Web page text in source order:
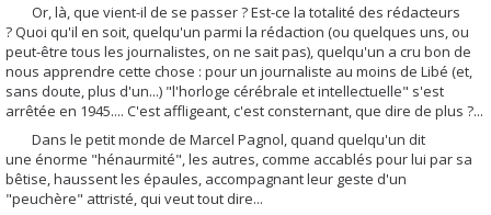
Or, là, que vient-il de se passer ? Est-ce la totalité des rédacteurs
? Quoi qu'il en soit, quelqu'un parmi la rédaction (ou quelques uns, ou
peut-être tous les journalistes, on ne sait pas), quelqu'un a cru bon de
nous apprendre cette chose : pour un journaliste au moins de Libé (et,
sans doute, plus d'un...) "l'horloge cérébrale et intellectuelle" s'est
arrêtée en 1945.... C'est affligeant, c'est consternant, que dire de plus ?...
Dans le petit monde de Marcel Pagnol, quand quelqu'un dit
une énorme "hénaurmité", les autres, comme accablés pour lui par sa
bêtise, haussent les épaules, accompagnant leur geste d'un
"peuchère" attristé, qui veut tout dire...